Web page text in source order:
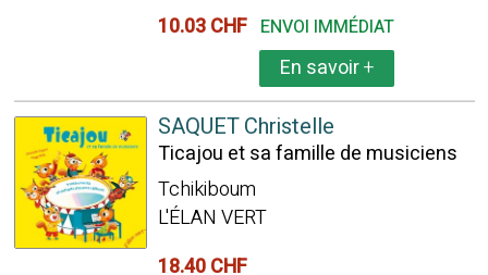
10.03 CHF ENVOI IMMÉDIAT
En savoir+
SAQUET Christelle
Ticajou et sa famille de musiciens
Tchikiboum
L'ÉLAN VERT
18.40 CHF